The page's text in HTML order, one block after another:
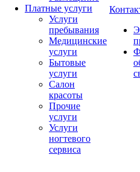
Платные услуги
Услуги
пребывания
Медицинские
услуги
Бытовые
услуги
Салон
красоты
Прочие
услуги
Услуги
ногтевого
сервиса